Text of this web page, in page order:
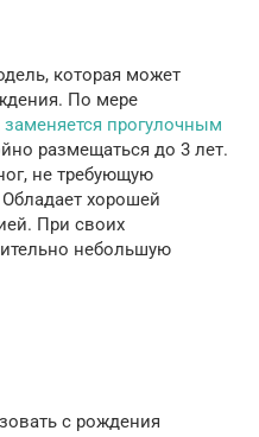
которая может
По мере
прогулочным
размещаться до 3 лет.
не требующую
хорошей
При своих
небольшую
с рождения